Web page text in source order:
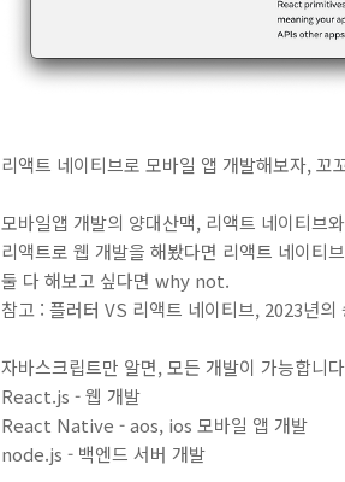
리액트 네이티브로 모바일 앱 개발해보자, 꼬
모바일앱 개발의 양대산맥, 리액트 네이티브
리액트로 웹 개발을 해봤다면 리액트 네이티
둘 다 해보고 싶다면 why not.
참고 : 플러터 VS 리액트 네이티브, 2023년의
자바스크립트만 알면, 모든 개발이 가능합니
React.js - 웹 개발
React Native - aos, ios 모바일 앱 개발
node.js - 백엔드 서버 개발